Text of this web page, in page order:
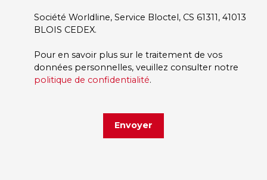
Société Worldline, Service Bloctel, CS 61311, 41013
BLOIS CEDEX.
Pour en savoir plus sur le traitement de vos
données personnelles, veuillez consulter notre
politique de confidentialité.
Envoyer